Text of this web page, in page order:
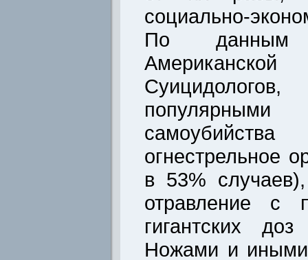
социально-
По данным
огнестрельное
в 53%
отравление с
гигантских
Ножами и